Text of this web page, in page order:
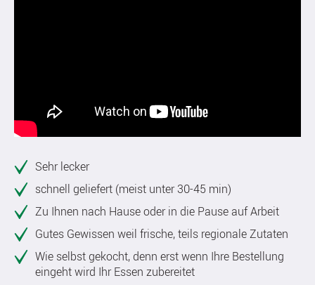
Sehr lecker
schnell geliefert (meist unter 30-45 min)
Zu Ihnen nach Hause oder in die Pause auf Arbeit
Gutes Gewissen weil frische, teils regionale Zutaten
Wie selbst gekocht, denn erst wenn Ihre Bestellung
eingeht wird Ihr Essen zubereitet